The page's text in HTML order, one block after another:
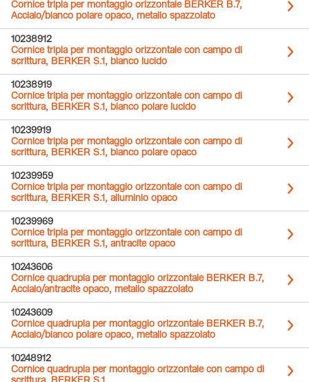
Cornice tripla per montaggio orizzontale BERKER B.7,
Acciaio/bianco polare opaco, metallo spazzolato
10238912
Cornice tripla per montaggio orizzontale con campo di
scrittura, BERKER S.1, bianco lucido
10238919
Cornice tripla per montaggio orizzontale con campo di
scrittura, BERKER S.1, bianco polare lucido
10239919
Cornice tripla per montaggio orizzontale con campo di
scrittura, BERKER S.1, bianco polare opaco
10239959
Cornice tripla per montaggio orizzontale con campo di
scrittura, BERKER S.1, alluminio opaco
10239969
Cornice tripla per montaggio orizzontale con campo di
scrittura, BERKER S.1, antracite opaco
10243606
Cornice quadrupla per montaggio orizzontale BERKER B.7,
Acciaio/antracite opaco, metallo spazzolato
10243609
Cornice quadrupla per montaggio orizzontale BERKER B.7,
Acciaio/bianco polare opaco, metallo spazzolato
10248912
Cornice quadrupla per montaggio orizzontale con campo di